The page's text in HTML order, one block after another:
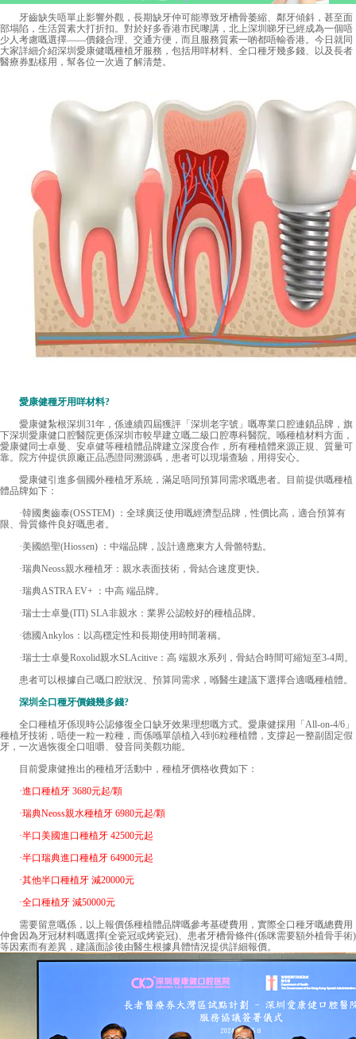
牙齒缺失唔單止影響外觀，長期缺牙仲可能導致牙槽骨萎縮、鄰牙傾斜，甚至面
部塌陷，生活質素大打折扣。對於好多香港市民嚟講，北上深圳睇牙已經成為一個唔
少人考慮嘅選擇——價錢合理、交通方便，而且服務質素一啲都唔輸香港。今日就同
大家詳細介紹深圳愛康健嘅種植牙服務，包括用咩材料、全口種牙幾多錢、以及長者
醫療券點樣用，幫各位一次過了解清楚。
愛康健種牙用咩材料?
愛康健紮根深圳31年，係連續四屆獲評「深圳老字號」嘅專業口腔連鎖品牌，旗
下深圳愛康健口腔醫院更係深圳市較早建立嘅二級口腔專科醫院。喺種植材料方面，
愛康健同士卓曼、安卓健等種植體品牌建立深度合作，所有種植體來源正規、質量可
靠。院方仲提供原廠正品憑證同溯源碼，患者可以現場查驗，用得安心。
愛康健引進多個國外種植牙系統，滿足唔同預算同需求嘅患者。目前提供嘅種植
體品牌如下：
·韓國奧齒泰(OSSTEM) ：全球廣泛使用嘅經濟型品牌，性價比高，適合預算有
限、骨質條件良好嘅患者。
·美國皓聖(Hiossen) ：中端品牌，設計適應東方人骨骼特點。
·瑞典Neoss親水種植牙：親水表面技術，骨結合速度更快。
·瑞典ASTRA EV+ ：中高 端品牌。
·瑞士士卓曼(ITI) SLA非親水：業界公認較好的種植品牌。
·德國Ankylos：以高穩定性和長期使用時間著稱。
·瑞士士卓曼Roxolid親水SLAcitive：高 端親水系列，骨結合時間可縮短至3-4周。
患者可以根據自己嘅口腔狀況、預算同需求，喺醫生建議下選擇合適嘅種植體。
深圳全口種牙價錢幾多錢?
全口種植牙係現時公認修復全口缺牙效果理想嘅方式。愛康健採用「All-on-4/6」
種植牙技術，唔使一粒一粒種，而係喺單頜植入4到6粒種植體，支撐起一整副固定假
牙，一次過恢復全口咀嚼、發音同美觀功能。
目前愛康健推出的種植牙活動中，種植牙價格收費如下：
·進口種植牙 3680元起/顆
·瑞典Neoss親水種植牙 6980元起/顆
·半口美國進口種植牙 42500元起
·半口瑞典進口種植牙 64900元起
·其他半口種植牙 減20000元
·全口種植牙 減50000元
需要留意嘅係，以上報價係種植體品牌嘅參考基礎費用，實際全口種牙嘅總費用
仲會因為牙冠材料嘅選擇(全瓷冠或烤瓷冠)、患者牙槽骨條件(係咪需要額外植骨手術)
等因素而有差異，建議面診後由醫生根據具體情況提供詳細報價。